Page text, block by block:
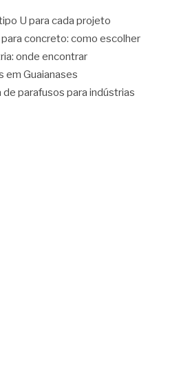
U para cada projeto
concreto: como escolher
onde encontrar
em Guaianases
parafusos para indústrias